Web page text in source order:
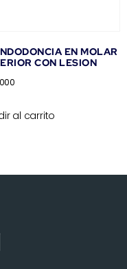
EN MOLAR
CON LESION
al carrito